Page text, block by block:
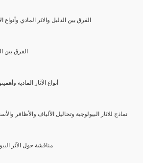
2- الفرق بين الدليل والاثر المادي وأنواع
(4) الفرق
(5) أنواع الآثار المادية
3- نماذج للاثار البيولوجية وتحاليل الألياف والأظافر
(6) مناقشة حول الآثر